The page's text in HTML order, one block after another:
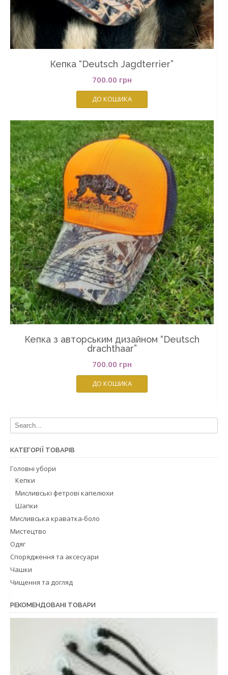
Кепка “Deutsch Jagdterrier”
700.00 грн
ДО КОШИКА
Кепка з авторським дизайном “Deutsch
drachthaar”
700.00 грн
ДО КОШИКА
КАТЕГОРІЇ ТОВАРІВ
Головні убори
Кепки
Мисливські фетрові капелюхи
Шапки
Мисливська краватка-боло
Мистецтво
Одяг
Спорядження та аксесуари
Чашки
Чищення та догляд
РЕКОМЕНДОВАНІ ТОВАРИ